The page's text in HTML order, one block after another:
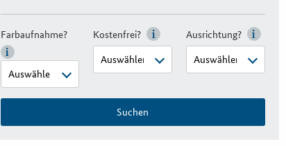
Farbaufnahme? Kostenfrei? Ausrichtung?
Suchen